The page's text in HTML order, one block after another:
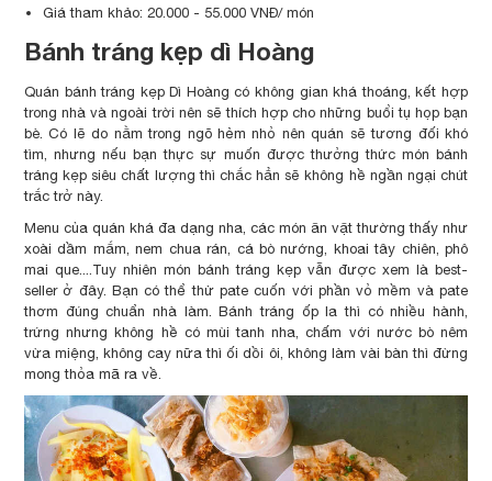
Giá tham khảo: 20.000 - 55.000 VNĐ/ món
Bánh tráng kẹp dì Hoàng
Quán bánh tráng kẹp Dì Hoàng có không gian khá thoáng, kết hợp
trong nhà và ngoài trời nên sẽ thích hợp cho những buổi tụ họp bạn
bè. Có lẽ do nằm trong ngõ hẻm nhỏ nên quán sẽ tương đối khó
tìm, nhưng nếu bạn thực sự muốn được thưởng thức món bánh
tráng kẹp siêu chất lượng thì chắc hẳn sẽ không hề ngần ngại chút
trắc trở này.
Menu của quán khá đa dạng nha, các món ăn vặt thường thấy như
xoài dầm mắm, nem chua rán, cá bò nướng, khoai tây chiên, phô
mai que....Tuy nhiên món bánh tráng kẹp vẫn được xem là best-
seller ở đây. Bạn có thể thử pate cuốn với phần vỏ mềm và pate
thơm đúng chuẩn nhà làm. Bánh tráng ốp la thì có nhiều hành,
trứng nhưng không hề có mùi tanh nha, chấm với nước bò nêm
vừa miệng, không cay nữa thì ối dồi ôi, không làm vài bàn thì đừng
mong thỏa mã ra về.